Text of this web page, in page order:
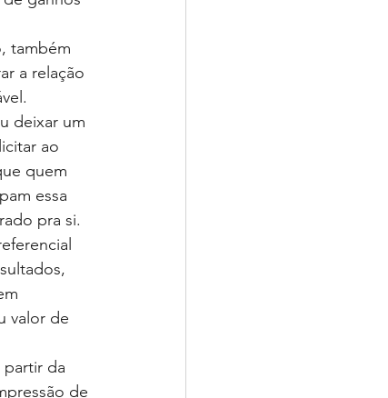
também
a relação
deixar um
ao
quem
essa
pra si.
valor de
partir da
de